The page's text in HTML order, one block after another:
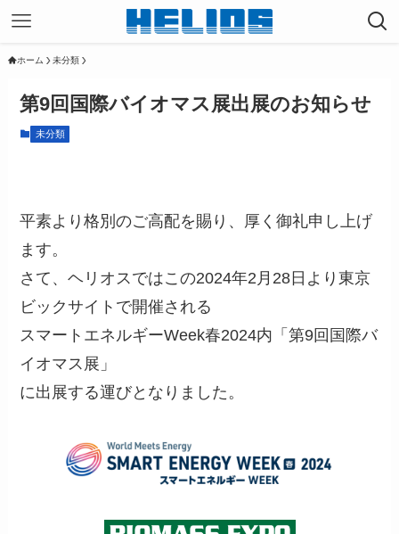
ホーム 未分類
第9回国際バイオマス展出展のお知らせ
未分類
平素より格別のご高配を賜り、厚く御礼申し上げ
ます。
さて、ヘリオスではこの2024年2月28日より東京
ビックサイトで開催される
スマートエネルギーWeek春2024内「第9回国際バ
イオマス展」
に出展する運びとなりました。